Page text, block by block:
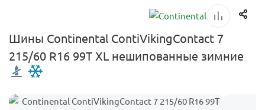
Шины Continental ContiVikingContact 7
215/60 R16 99T XL нешипованные зимние